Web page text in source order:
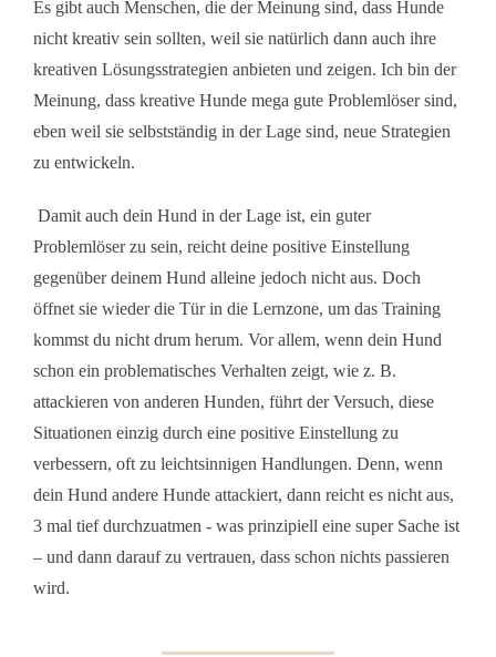
Es gibt auch Menschen, die der Meinung sind, dass Hunde
nicht kreativ sein sollten, weil sie natürlich dann auch ihre
kreativen Lösungsstrategien anbieten und zeigen. Ich bin der
Meinung, dass kreative Hunde mega gute Problemlöser sind,
eben weil sie selbstständig in der Lage sind, neue Strategien
zu entwickeln.
Damit auch dein Hund in der Lage ist, ein guter
Problemlöser zu sein, reicht deine positive Einstellung
gegenüber deinem Hund alleine jedoch nicht aus. Doch
öffnet sie wieder die Tür in die Lernzone, um das Training
kommst du nicht drum herum. Vor allem, wenn dein Hund
schon ein problematisches Verhalten zeigt, wie z. B.
attackieren von anderen Hunden, führt der Versuch, diese
Situationen einzig durch eine positive Einstellung zu
verbessern, oft zu leichtsinnigen Handlungen. Denn, wenn
dein Hund andere Hunde attackiert, dann reicht es nicht aus,
3 mal tief durchzuatmen - was prinzipiell eine super Sache ist
– und dann darauf zu vertrauen, dass schon nichts passieren
wird.